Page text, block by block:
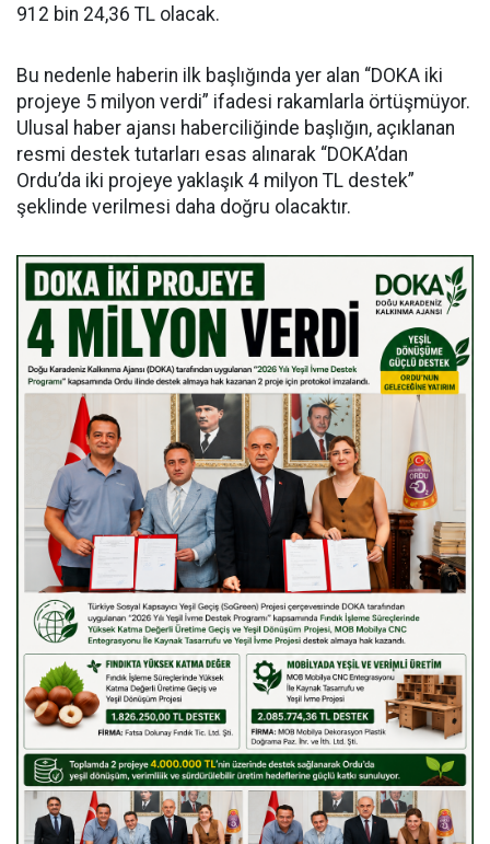
912 bin 24,36 TL olacak.
Bu nedenle haberin ilk başlığında yer alan “DOKA iki
projeye 5 milyon verdi” ifadesi rakamlarla örtüşmüyor.
Ulusal haber ajansı haberciliğinde başlığın, açıklanan
resmi destek tutarları esas alınarak “DOKA’dan
Ordu’da iki projeye yaklaşık 4 milyon TL destek”
şeklinde verilmesi daha doğru olacaktır.